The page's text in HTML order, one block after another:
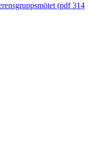
(pdf 314